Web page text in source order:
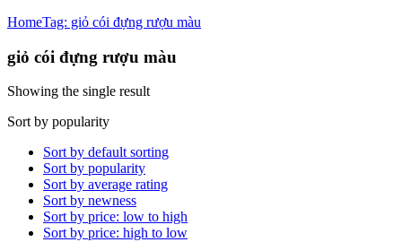
HomeTag: giỏ cói đựng rượu màu
giỏ cói đựng rượu màu
Showing the single result
Sort by popularity
Sort by default sorting
Sort by popularity
Sort by average rating
Sort by newness
Sort by price: low to high
Sort by price: high to low